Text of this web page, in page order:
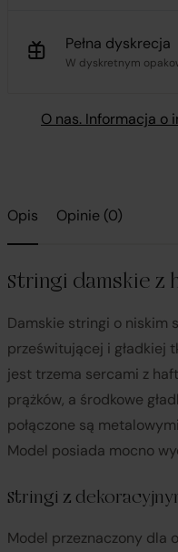
Pełna dyskrecja
W dyskretnym
O nas. Informacja
Opis Opinie (0)
Stringi damskie z
Damskie stringi o niskim
prześwitującej i gładkiej
jest trzema sercami z
prążków, a środkowe
połączone są
Model posiada mocno
Stringi z
Model przeznaczony dla